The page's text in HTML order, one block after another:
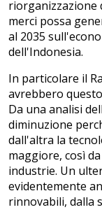
riorganizzazione
merci possa
al 2035
dell'Indonesia.
In particolare il
avrebbero
Da una analisi
diminuzione
dall'altra la
maggiore, così
industrie. Un
evidentemente
rinnovabili, dalla